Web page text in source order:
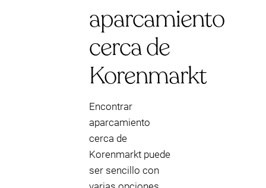
aparcamiento
cerca de
Korenmarkt
Encontrar
aparcamiento
cerca de
Korenmarkt puede
ser sencillo con